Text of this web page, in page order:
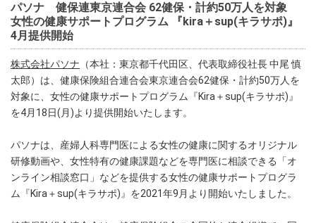
パソナ 健保連東京連合会 62健保・計約50万人を対象
女性の健康サポートプログラム 『kira＋sup(キラサポ)』
4月提供開始
株式会社パソナ （本社：東京都千代田区、代表取締役社長 中尾 慎
太郎）は、健康保険組合連合会東京連合会62健保・計約50万人を
対象に、女性の健康サポートプログラム『Kira＋sup(キラサポ)』
を4月18日(月)より提供開始いたします。
パソナは、産婦人科専門医による女性の健康に関するオリジナル
研修動画や、女性特有の健康課題などを専門医に相談できる「オ
ンライン相談窓口」などを提供する女性の健康サポートプログラ
ム『Kira＋sup(キラサポ)』を2021年9月より開始いたしました。